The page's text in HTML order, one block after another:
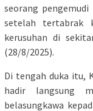
seorang
setelah tertabrak
kerusuhan di
(28/8/2025).
Di tengah duka itu,
hadir langsung
belasungkawa